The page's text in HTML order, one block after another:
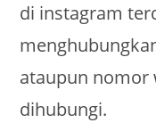
di instagram
ataupun nomor
dihubungi.